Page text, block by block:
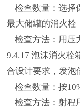
检查数量：选择
最大储罐的消火栓
检查方法：用压
9.4.17 泡沫消火栓
合设计要求，发泡
检查数量：按
检查方法：射程